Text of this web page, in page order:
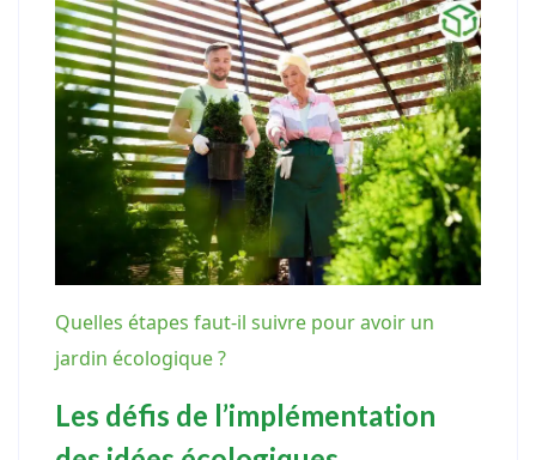
Quelles étapes faut-il suivre pour avoir un
jardin écologique ?
Les défis de l’implémentation